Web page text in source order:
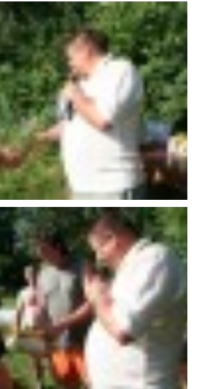
sdhlicomelice@seznam.cz
© 2026 eStránky.cz